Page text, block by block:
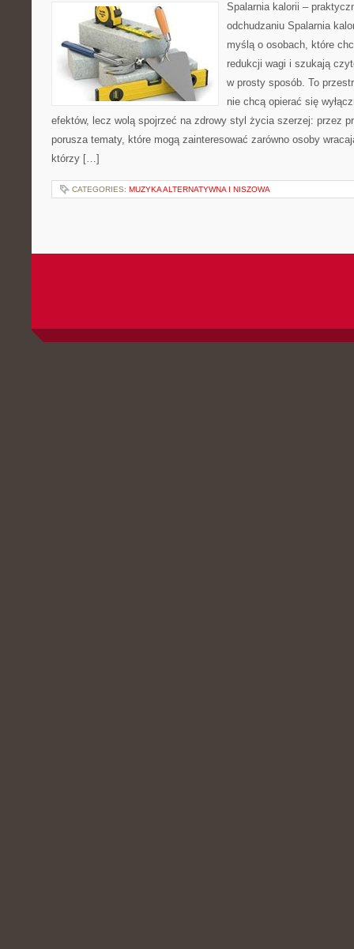
Spalarnia kalorii –
odchudzaniu Spalarnia
myślą o osobach, które
redukcji wagi i szukają
w prosty sposób. To
nie chcą opierać się
efektów, lecz wolą spojrzeć na zdrowy styl życia szerzej: przez
porusza tematy, które mogą zainteresować zarówno osoby
którzy […]
CATEGORIES: MUZYKA ALTERNATYWNA I NISZOWA